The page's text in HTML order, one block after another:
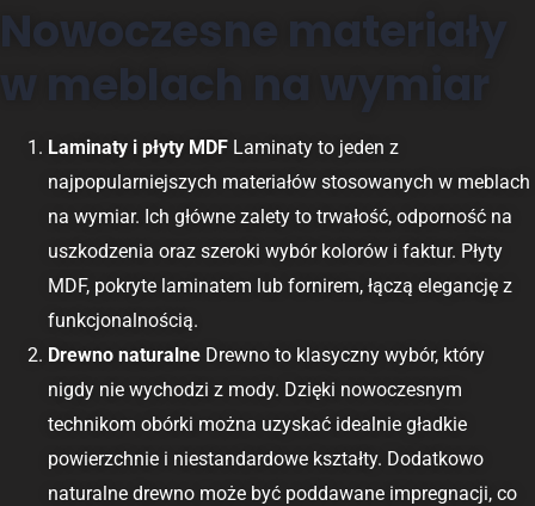
Nowoczesne materiały
w meblach na wymiar
Laminaty i płyty MDF Laminaty to jeden z
najpopularniejszych materiałów stosowanych w meblach
na wymiar. Ich główne zalety to trwałość, odporność na
uszkodzenia oraz szeroki wybór kolorów i faktur. Płyty
MDF, pokryte laminatem lub fornirem, łączą elegancję z
funkcjonalnością.
Drewno naturalne Drewno to klasyczny wybór, który
nigdy nie wychodzi z mody. Dzięki nowoczesnym
technikom obórki można uzyskać idealnie gładkie
powierzchnie i niestandardowe kształty. Dodatkowo
naturalne drewno może być poddawane impregnacji, co